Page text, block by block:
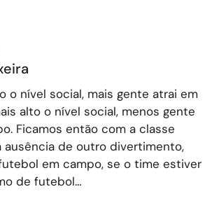
o nível social, mais gente atrai em
alto o nível social, menos gente
Ficamos então com a classe
ausência de outro divertimento,
em campo, se o time estiver
de futebol…